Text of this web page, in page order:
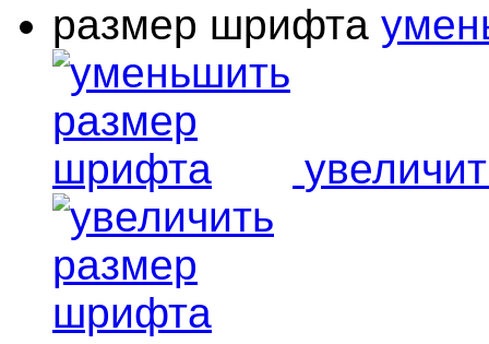
размер шрифта